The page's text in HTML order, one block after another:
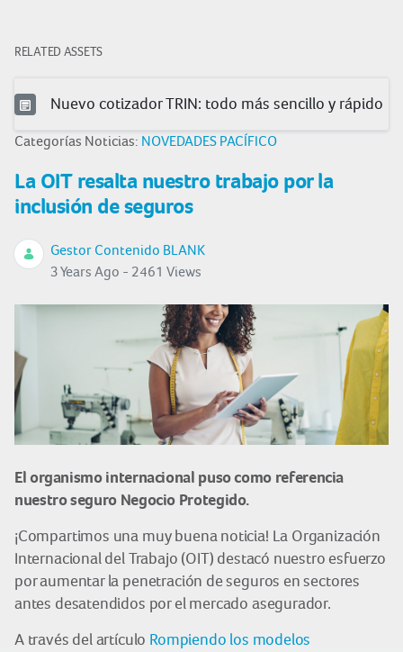
RELATED ASSETS
Nuevo cotizador TRIN: todo más sencillo y rápido
Categorías Noticias: NOVEDADES PACÍFICO
La OIT resalta nuestro trabajo por la
inclusión de seguros
Gestor Contenido BLANK
3 Years Ago - 2461 Views
El organismo internacional puso como referencia
nuestro seguro Negocio Protegido.
¡Compartimos una muy buena noticia! La Organización
Internacional del Trabajo (OIT) destacó nuestro esfuerzo
por aumentar la penetración de seguros en sectores
antes desatendidos por el mercado asegurador.
A través del artículo Rompiendo los modelos